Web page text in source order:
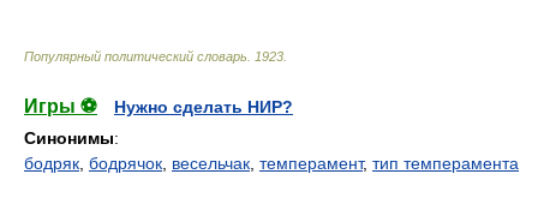
Популярный политический словарь 1923
Игры ⚽
Нужно сделать НИР?
Синонимы:
бодряк бодрячок весельчак темперамент, тип темперамента